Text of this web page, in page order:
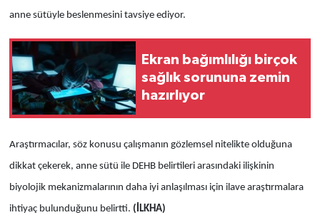
anne sütüyle beslenmesini tavsiye ediyor.
Ekran bağımlılığı birçok
sağlık sorununa zemin
hazırlıyor
Araştırmacılar, söz konusu çalışmanın gözlemsel nitelikte olduğuna
dikkat çekerek, anne sütü ile DEHB belirtileri arasındaki ilişkinin
biyolojik mekanizmalarının daha iyi anlaşılması için ilave araştırmalara
ihtiyaç bulunduğunu belirtti. (İLKHA)